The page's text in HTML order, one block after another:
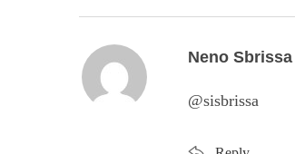
s
y
Neno Sbrissa
@sisbrissa